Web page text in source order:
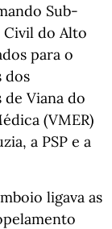
Sub-
Civil do Alto
para o
dos
Viana do
(VMER)
a PSP e a
ligava as